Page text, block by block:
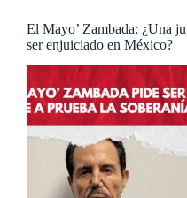
El Mayo’ Zambada: ¿Una
ser enjuiciado en México?